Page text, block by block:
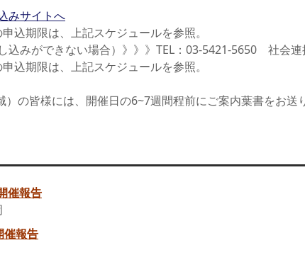
みサイトへ
限は、上記スケジュールを参照。
込みができない場合）》》》TEL：03-5421-5650 社会
限は、上記スケジュールを参照。
の皆様には、開催日の6~7週間程前にご案内葉書をお送
催報告
催報告